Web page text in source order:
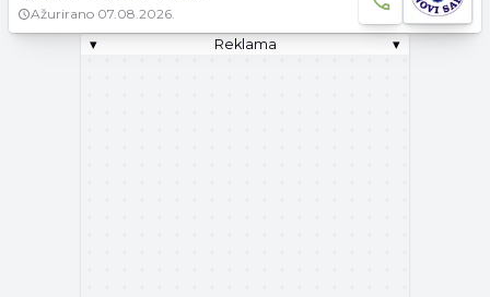
Ažurirano 07.08.2026.
▾
Reklama ▾